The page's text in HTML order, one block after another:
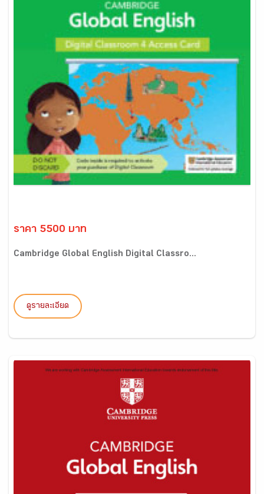
ราคา 5500 บาท
Cambridge Global English Digital Classro...
ดูรายละเอียด